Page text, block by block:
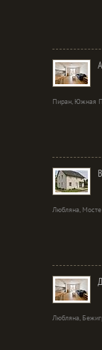
Пиран, Южная
Любляна,
Любляна,